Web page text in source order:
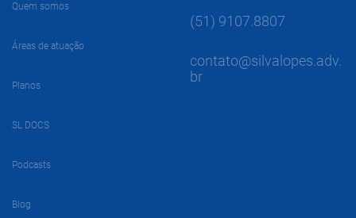
Quem somos
Áreas de atuação
Planos
SL DOCS
Podcasts
Blog
(51) 9107.8807
contato@silvalopes.adv.
br